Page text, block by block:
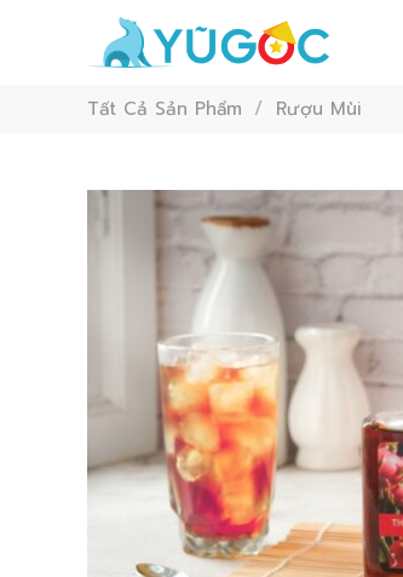
Tất Cả Sản Phẩm / Rượu Mùi